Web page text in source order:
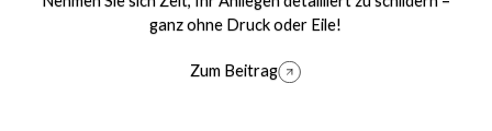
ganz ohne Druck oder Eile!
Zum Beitrag